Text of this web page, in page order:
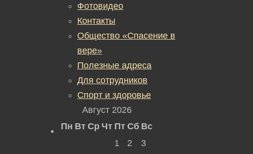
Фотовидео
Контакты
Общество «Спасение в
вере»
Полезные адреса
Для сотрудников
Спорт и здоровье
Август 2026
Пн Вт Ср Чт Пт Сб Вс
1
2
3